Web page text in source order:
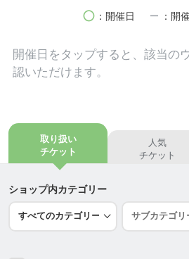
和感を感じました。
げようとするのか？
病院や薬がなければ人は病気
なぜ薬が効かないのか？
なぜ病気になるのか？
３５歳でホメオパシーに出会
問が解決しました。
自分や子どもにホメオパシー
circle ：開催日 remove ：開
開催日を タップすると、該当の
認いただけます。
取り扱い
チケット
人気
チケット
ショップ内カテゴリー